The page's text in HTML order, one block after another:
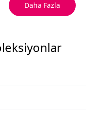
Daha Fazla